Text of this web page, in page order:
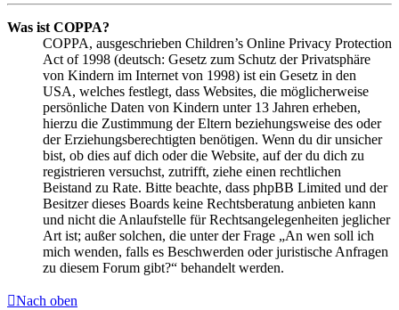
Was ist COPPA?
COPPA, ausgeschrieben Children’s Online Privacy Protection
Act of 1998 (deutsch: Gesetz zum Schutz der Privatsphäre
von Kindern im Internet von 1998) ist ein Gesetz in den
USA, welches festlegt, dass Websites, die möglicherweise
persönliche Daten von Kindern unter 13 Jahren erheben,
hierzu die Zustimmung der Eltern beziehungsweise des oder
der Erziehungsberechtigten benötigen. Wenn du dir unsicher
bist, ob dies auf dich oder die Website, auf der du dich zu
registrieren versuchst, zutrifft, ziehe einen rechtlichen
Beistand zu Rate. Bitte beachte, dass phpBB Limited und der
Besitzer dieses Boards keine Rechtsberatung anbieten kann
und nicht die Anlaufstelle für Rechtsangelegenheiten jeglicher
Art ist; außer solchen, die unter der Frage „An wen soll ich
mich wenden, falls es Beschwerden oder juristische Anfragen
zu diesem Forum gibt?“ behandelt werden.
Nach oben